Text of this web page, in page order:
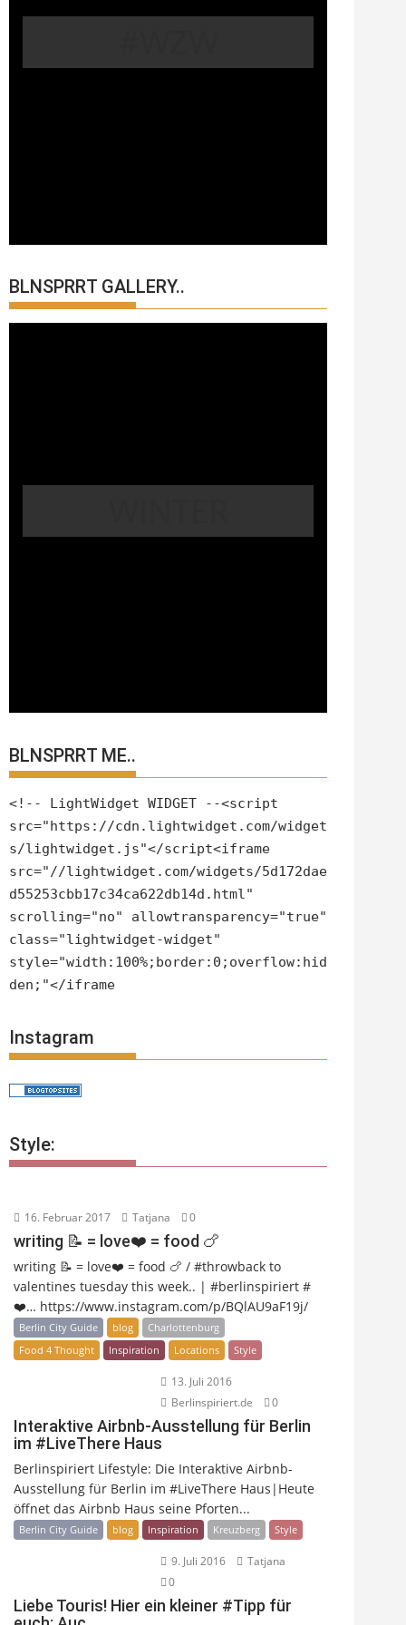
BLNSPRRT GALLERY..
BLNSPRRT ME..
<!-- LightWidget WIDGET --<script
src="https://cdn.lightwidget.com/widget
s/lightwidget.js"</script<iframe
src="//lightwidget.com/widgets/5d172dae
d55253cbb17c34ca622db14d.html"
scrolling="no" allowtransparency="true"
class="lightwidget-widget"
style="width:100%;border:0;overflow:hid
den;"</iframe
Instagram
Style:
16. Februar 2017 Tatjana 0
writing 📝 = love❤️ = food 🍗
writing 📝 = love❤️ = food 🍗 / #throwback to
valentines tuesday this week.. | #berlinspiriert #
❤️… https://www.instagram.com/p/BQlAU9aF19j/
Berlin City Guide blog
Charlottenburg
Food 4 Thought
Inspiration Locations Style
13. Juli 2016
Berlinspiriert.de
0
Interaktive Airbnb-Ausstellung für Berlin
im #LiveThere Haus
Berlinspiriert Lifestyle: Die Interaktive Airbnb-
Ausstellung für Berlin im #LiveThere Haus|Heute
öffnet das Airbnb Haus seine Pforten...
Berlin City Guide blog Inspiration Kreuzberg Style
9. Juli 2016
Tatjana
0
Liebe Touris! Hier ein kleiner #Tipp für